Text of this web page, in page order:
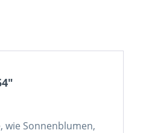
wie Sonnenblumen,